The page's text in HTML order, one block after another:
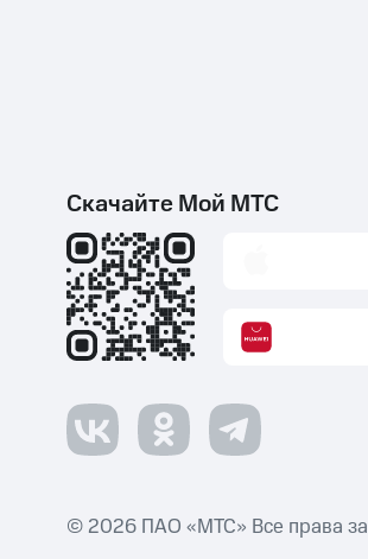
Скачайте Мой МТС
© 2026 ПАО «МТС» Все права